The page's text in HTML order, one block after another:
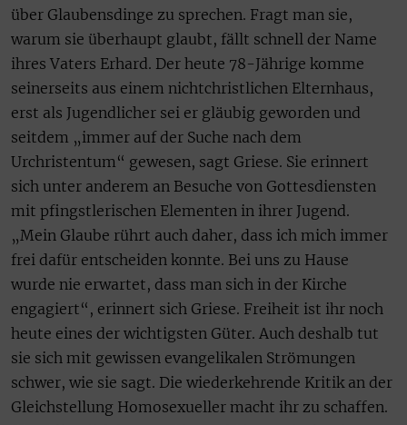
über Glaubensdinge zu sprechen. Fragt man sie,
warum sie überhaupt glaubt, fällt schnell der Name
ihres Vaters Erhard. Der heute 78-Jährige komme
seinerseits aus einem nichtchristlichen Elternhaus,
erst als Jugendlicher sei er gläubig geworden und
seitdem „immer auf der Suche nach dem
Urchristentum“ gewesen, sagt Griese. Sie erinnert
sich unter anderem an Besuche von Gottesdiensten
mit pfingstlerischen Elementen in ihrer Jugend.
„Mein Glaube rührt auch daher, dass ich mich immer
frei dafür entscheiden konnte. Bei uns zu Hause
wurde nie erwartet, dass man sich in der Kirche
engagiert“, erinnert sich Griese. Freiheit ist ihr noch
heute eines der wichtigsten Güter. Auch deshalb tut
sie sich mit gewissen evangelikalen Strömungen
schwer, wie sie sagt. Die wiederkehrende Kritik an der
Gleichstellung Homosexueller macht ihr zu schaffen.